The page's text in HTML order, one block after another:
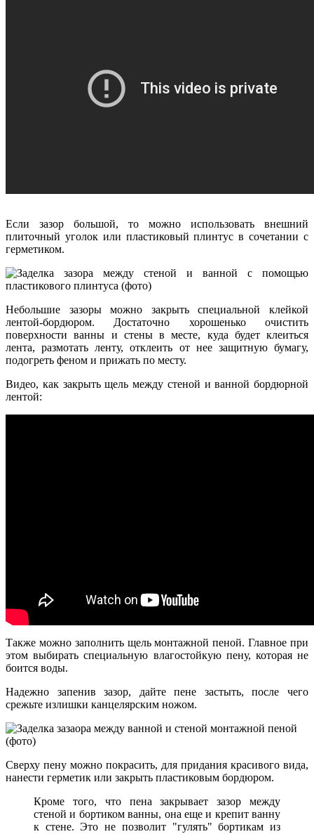
Если зазор большой, то можно использовать внешний
плиточный уголок или пластиковый плинтус в сочетании с
герметиком.
Небольшие зазоры можно закрыть специальной клейкой
лентой-бордюром. Достаточно хорошенько очистить
поверхности ванны и стены в месте, куда будет клеиться
лента, размотать ленту, отклеить от нее защитную бумагу,
подогреть феном и прижать по месту.
Видео, как закрыть щель между стеной и ванной бордюрной
лентой:
Также можно заполнить щель монтажной пеной. Главное при
этом выбирать специальную влагостойкую пену, которая не
боится воды.
Надежно запенив зазор, дайте пене застыть, после чего
срежьте излишки канцелярским ножом.
Сверху пену можно покрасить, для придания красивого вида,
нанести герметик или закрыть пластиковым бордюром.
Кроме того, что пена закрывает зазор между
стеной и бортиком ванны, она еще и крепит ванну
к стене. Это не позволит "гулять" бортикам из